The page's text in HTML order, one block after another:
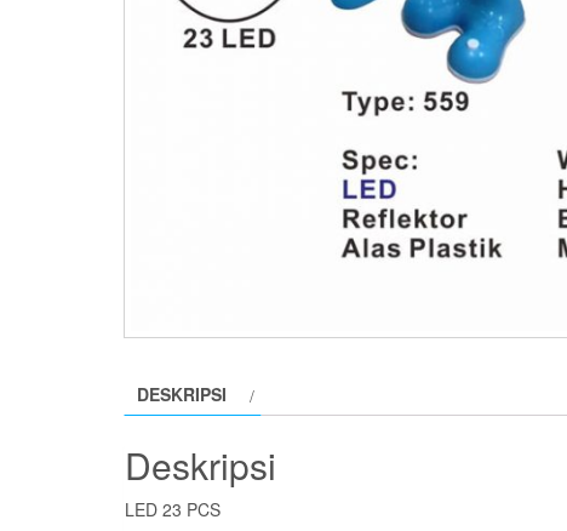
DESKRIPSI
Deskripsi
LED 23 PCS